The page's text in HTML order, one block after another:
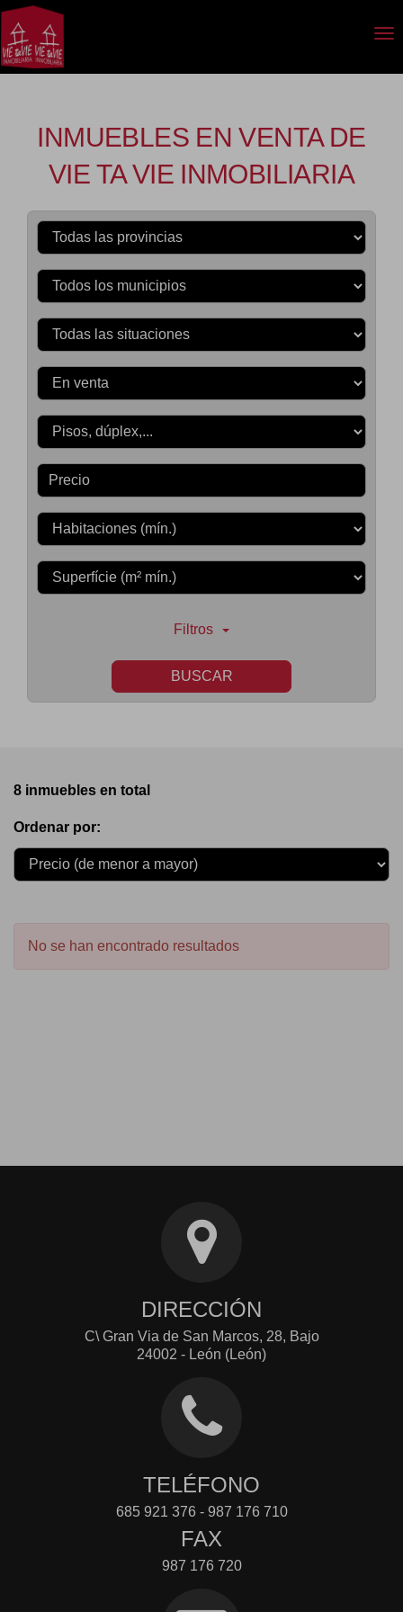
INMUEBLES EN VENTA DE
VIE TA VIE INMOBILIARIA
Precio
Filtros
BUSCAR
8 inmuebles en total
Ordenar por:
No se han encontrado resultados
DIRECCIÓN
C\ Gran Via de San Marcos, 28, Bajo
24002 - León (León)
TELÉFONO
685 921 376 - 987 176 710
FAX
987 176 720